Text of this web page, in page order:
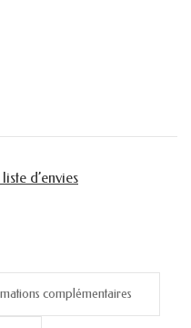
d’envies
complémentaires